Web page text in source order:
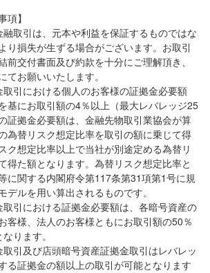
項】
取引は、元本や利益を保証するものではな
り損失が生ずる場合がございます。お取引
前交付書面及び約款を十分にご理解頂き、
てお願いいたします。
引における個人のお客様の証拠金必要額
基にお取引額の4％以上（最大レバレッジ25
証拠金必要額は、金融先物取引業協会が算
為替リスク想定比率を取引の額に乗じて得
ク想定比率以上で当社が別途定める為替リ
得た額となります。為替リスク想定比率と
に関する内閣府令第117条第31項第1号に規
デルを用い算出されるものです。
引における証拠金必要額は、各暗号資産の
客様、法人のお客様ともにお取引額の50％
ります。
引及び店頭暗号資産証拠金取引はレバレッ
る証拠金の額以上の取引が可能となります